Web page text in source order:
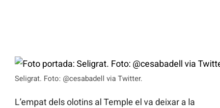
Seligrat. Foto: @cesabadell via Twitter.
L’empat dels olotins al Temple el va deixar a la